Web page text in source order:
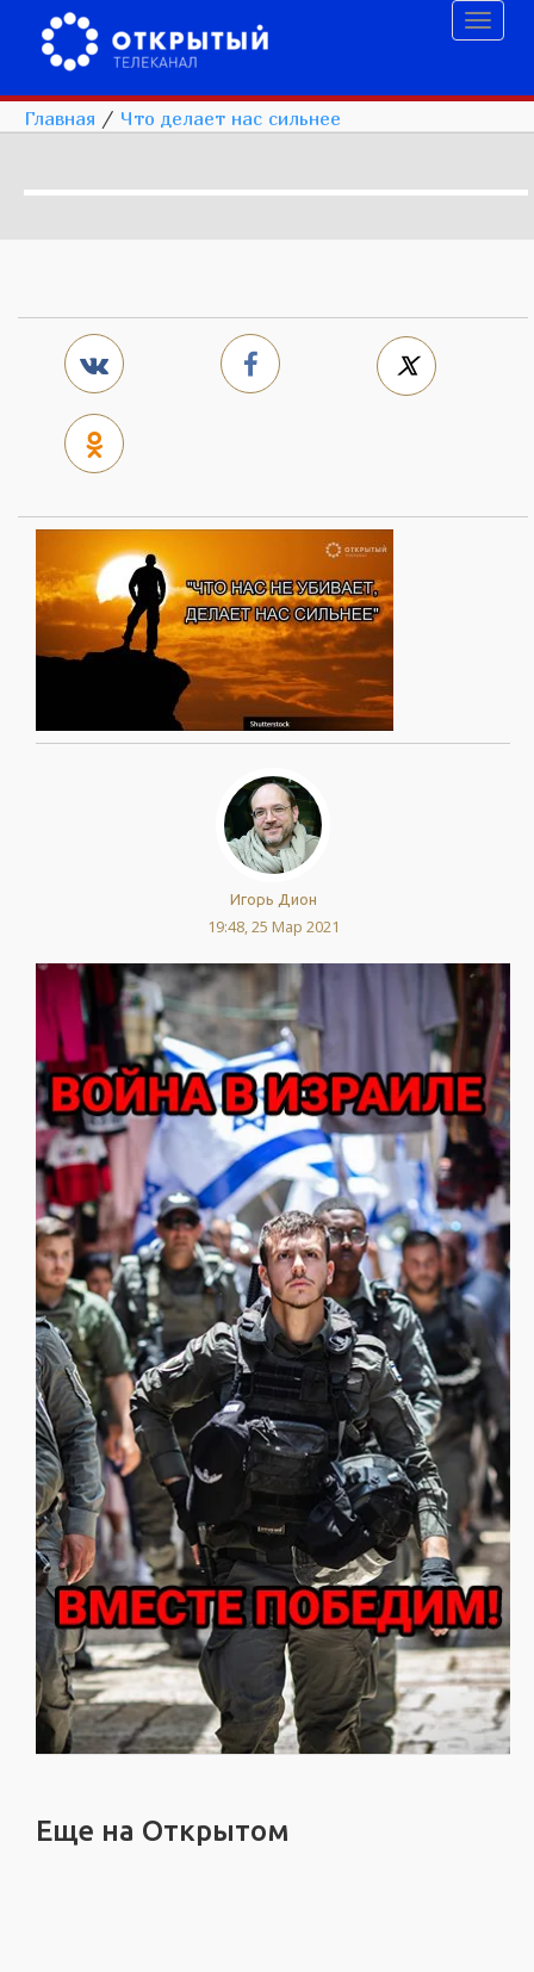
Главная / Что делает нас сильнее
Игорь Дион
19:48, 25 Мар 2021
Еще на Открытом